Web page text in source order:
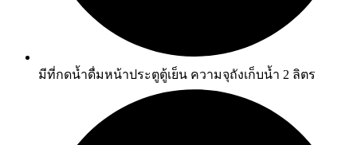
มีที่กดน้ำดื่มหน้าประตูตู้เย็น ความจุถังเก็บน้ำ 2 ลิตร